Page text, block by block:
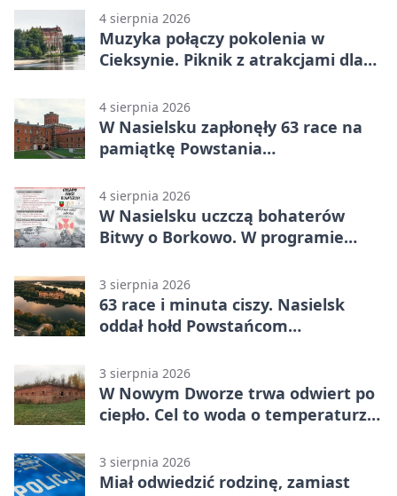
4 sierpnia 2026
Muzyka połączy pokolenia w
Cieksynie. Piknik z atrakcjami dla
4 sierpnia 2026
W Nasielsku zapłonęły 63 race na
pamiątkę Powstania
4 sierpnia 2026
W Nasielsku uczczą bohaterów
Bitwy o Borkowo. W programie
3 sierpnia 2026
63 race i minuta ciszy. Nasielsk
oddał hołd Powstańcom
3 sierpnia 2026
W Nowym Dworze trwa odwiert po
ciepło. Cel to woda o temperaturze
3 sierpnia 2026
Miał odwiedzić rodzinę, zamiast